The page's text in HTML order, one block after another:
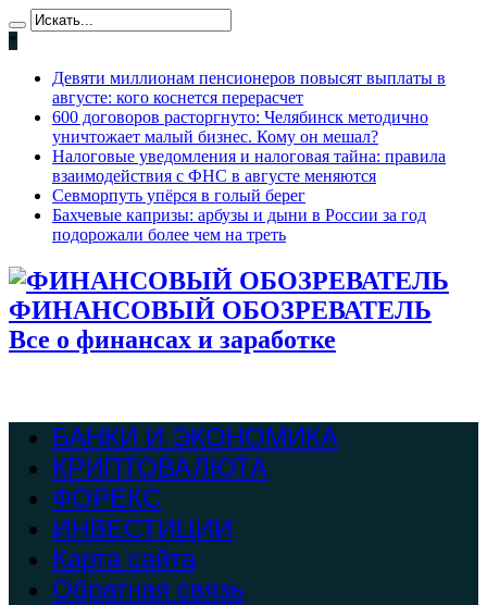
*
Девяти миллионам пенсионеров повысят выплаты в
августе: кого коснется перерасчет
600 договоров расторгнуто: Челябинск методично
уничтожает малый бизнес. Кому он мешал?
Налоговые уведомления и налоговая тайна: правила
взаимодействия с ФНС в августе меняются
Севморпуть упёрся в голый берег
Бахчевые капризы: арбузы и дыни в России за год
подорожали более чем на треть
ФИНАНСОВЫЙ ОБОЗРЕВАТЕЛЬ
Все о финансах и заработке
БАНКИ И ЭКОНОМИКА
КРИПТОВАЛЮТА
ФОРЕКС
ИНВЕСТИЦИИ
Карта сайта
Обратная связь